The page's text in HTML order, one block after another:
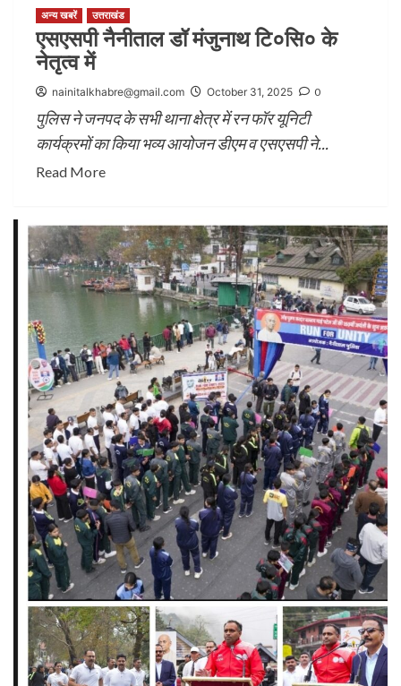
अन्य खबरें उत्तराखंड
एसएसपी नैनीताल डॉ मंजुनाथ टि०सि० के
नेतृत्व में
nainitalkhabre@gmail.com October 31, 2025 0
पुलिस ने जनपद के सभी थाना क्षेत्र में रन फॉर यूनिटी
कार्यक्रमों का किया भव्य आयोजन डीएम व एसएसपी ने...
Read More